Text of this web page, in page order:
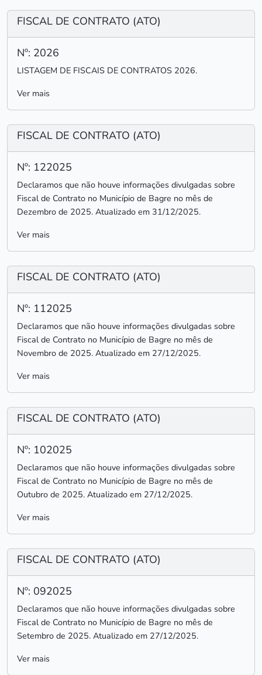
FISCAL DE CONTRATO (ATO)
Nº: 2026
LISTAGEM DE FISCAIS DE CONTRATOS 2026.
Ver mais
FISCAL DE CONTRATO (ATO)
Nº: 122025
Declaramos que não houve informações divulgadas sobre
Fiscal de Contrato no Município de Bagre no mês de
Dezembro de 2025. Atualizado em 31/12/2025.
Ver mais
FISCAL DE CONTRATO (ATO)
Nº: 112025
Declaramos que não houve informações divulgadas sobre
Fiscal de Contrato no Município de Bagre no mês de
Novembro de 2025. Atualizado em 27/12/2025.
Ver mais
FISCAL DE CONTRATO (ATO)
Nº: 102025
Declaramos que não houve informações divulgadas sobre
Fiscal de Contrato no Município de Bagre no mês de
Outubro de 2025. Atualizado em 27/12/2025.
Ver mais
FISCAL DE CONTRATO (ATO)
Nº: 092025
Declaramos que não houve informações divulgadas sobre
Fiscal de Contrato no Município de Bagre no mês de
Setembro de 2025. Atualizado em 27/12/2025.
Ver mais